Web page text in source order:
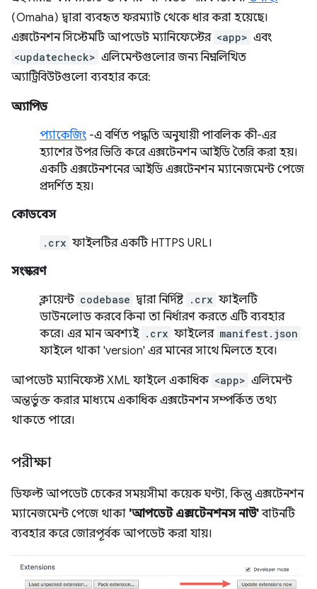
(Omaha) দ্বারা ব্যবহৃত ফরম্যাট থেকে ধার করা হয়েছে।
এক্সটেনশন সিস্টেমটি আপডেট ম্যানিফেস্টের <app> এবং
<updatecheck> এলিমেন্টগুলোর জন্য নিম্নলিখিত
অ্যাট্রিবিউটগুলো ব্যবহার করে:
অ্যাপিড
প্যাকেজিং -এ বর্ণিত পদ্ধতি অনুযায়ী পাবলিক কী-এর
হ্যাশের উপর ভিত্তি করে এক্সটেনশন আইডি তৈরি করা হয়।
একটি এক্সটেনশনের আইডি এক্সটেনশন ম্যানেজমেন্ট পেজে
প্রদর্শিত হয়।
কোডবেস
.crx ফাইলটির একটি HTTPS URL।
সংস্করণ
ক্লায়েন্ট codebase দ্বারা নির্দিষ্ট .crx ফাইলটি
ডাউনলোড করবে কিনা তা নির্ধারণ করতে এটি ব্যবহার
করে। এর মান অবশ্যই .crx ফাইলের manifest.json
ফাইলে থাকা 'version' এর মানের সাথে মিলতে হবে।
আপডেট ম্যানিফেস্ট XML ফাইলে একাধিক <app> এলিমেন্ট
অন্তর্ভুক্ত করার মাধ্যমে একাধিক এক্সটেনশন সম্পর্কিত তথ্য
থাকতে পারে।
পরীক্ষা
ডিফল্ট আপডেট চেকের সময়সীমা কয়েক ঘণ্টা, কিন্তু এক্সটেনশন
ম্যানেজমেন্ট পেজে থাকা 'আপডেট এক্সটেনশনস নাউ'বাটনটি
ব্যবহার করে জোরপূর্বক আপডেট করা যায়।